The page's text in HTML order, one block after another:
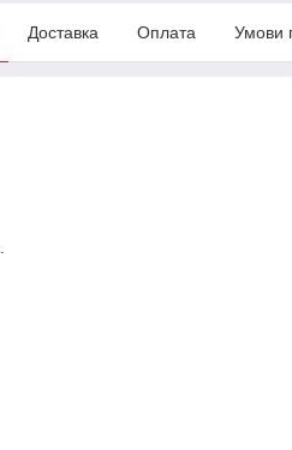
Доставка Оплата Умови